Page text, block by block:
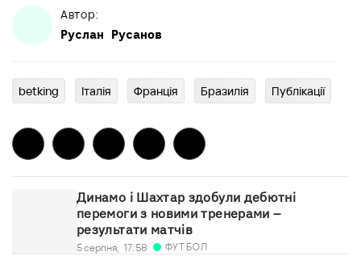
Автор:
Руслан Русанов
betking Італія Франція Бразилія Публікації
Динамо і Шахтар здобули дебютні
перемоги з новими тренерами –
результати матчів
5 серпня, 17:58 ФУТБОЛ